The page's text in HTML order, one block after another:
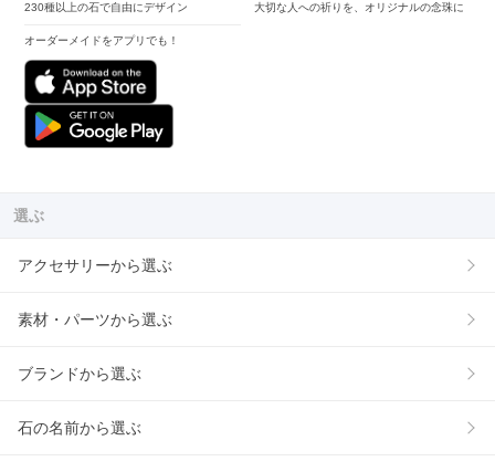
230種以上の石で自由にデザイン
オーダーメイドをアプリでも！
大切な人への祈りを、オリジナルの念珠に
選ぶ
アクセサリーから選ぶ
素材・パーツから選ぶ
ブランドから選ぶ
石の名前から選ぶ